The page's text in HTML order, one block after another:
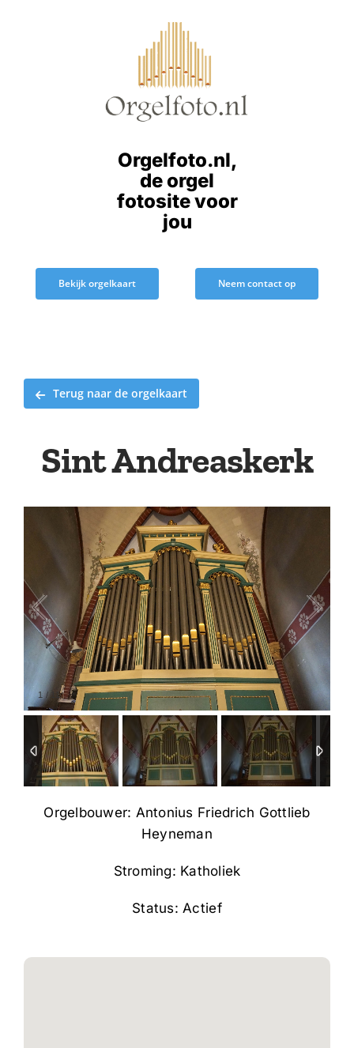
Orgelfoto.nl,
de orgel
fotosite voor
jou
Bekijk orgelkaart Neem contact op
Terug naar de orgelkaart
Sint Andreaskerk
1 /11
Orgelbouwer: Antonius Friedrich Gottlieb
Heyneman
Stroming: Katholiek
Status: Actief